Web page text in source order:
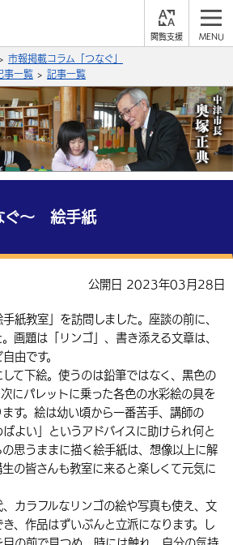
背景色
青 白
文字の大きさ
標準 縮小
言語を選択
韓国語（한국어）
組織案内
(Twitter) YouTube
保険・年金
健康・予防
住宅・インフラ
生涯学習・スポーツ・人権
外国人の方向け情報
産業・雇用
健康・医療
計画・施策
スポットを探す
グルメ・食べる
四季のイベント・祭り
市役所の紹介
広報・広聴
市報掲載コラム「つなぐ」
事一覧 記事一覧
ぐ～ 絵手紙
公開日 2023年03月28日
紙教室」を訪問しました。座談の前に、
画題は「リンゴ」、書き添える文章は、
由です。
て下絵。使うのは鉛筆ではなく、黒色の
にパレットに乗った各色の水彩絵の具を
す。絵は幼い頃から一番苦手、講師の
ばよい」というアドバイスに助けられ何と
思うままに描く絵手紙は、想像以上に解
の皆さんも教室に来ると楽しくて元気に
カラフルなリンゴの絵や写真も使え、文
、作品はずいぶんと立派になります。し